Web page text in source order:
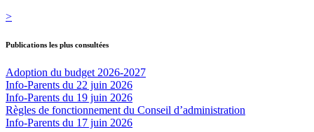
>
Publications les plus consultées
Adoption du budget 2026-2027
Info-Parents du 22 juin 2026
Info-Parents du 19 juin 2026
Règles de fonctionnement du Conseil d’administration
Info-Parents du 17 juin 2026